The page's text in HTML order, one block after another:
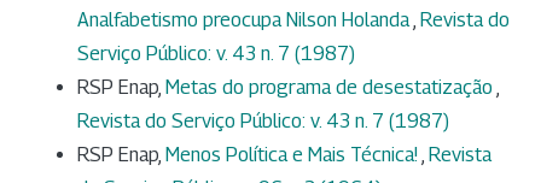
Analfabetismo preocupa Nilson Holanda Revista do
Serviço Público: v. 43 n. 7 (1987)
RSP Enap, Metas do programa de desestatização
Revista do Serviço Público: v. 43 n. 7 (1987)
RSP Enap, Menos Política e Mais Técnica! Revista